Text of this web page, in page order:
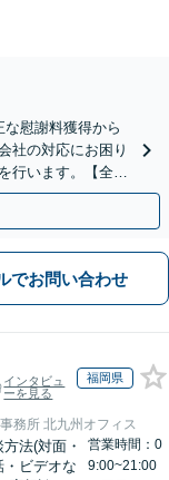
な慰謝料獲得から
社の対応にお困り
行います。【全国
でお問い合わせ
インタビュ
ーを見る
福岡県
務所 北九州オフィス
法(対面・
・ビデオな
営業時間：0
9:00~21:00